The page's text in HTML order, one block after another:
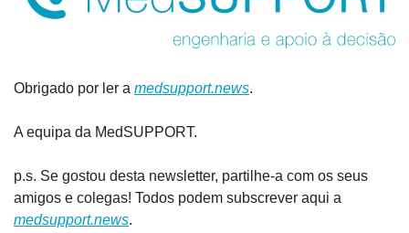
Obrigado por ler a medsupport.news.
A equipa da MedSUPPORT.
p.s. Se gostou desta newsletter, partilhe-a com os seus
medsupport.news.